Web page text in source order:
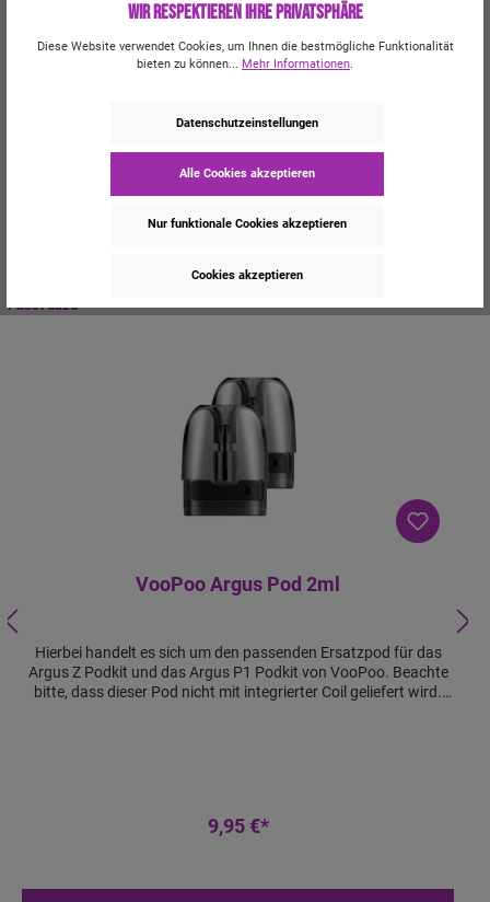
Du erhältst für dieses Produkt 15 Bonus-Punkte.
Passt dazu
VooPoo Argus Pod 2ml
Hierbei handelt es sich um den passenden Ersatzpod für das
Argus Z Podkit und das Argus P1 Podkit von VooPoo. Beachte
bitte, dass dieser Pod nicht mit integrierter Coil geliefert wird.
9,95 €*
Wir respektieren Ihre Privatsphäre
Diese Website verwendet Cookies, um Ihnen die bestmögliche Funktionalität
bieten zu können... Mehr Informationen.
Datenschutzeinstellungen
Alle Cookies akzeptieren
Nur funktionale Cookies akzeptieren
Cookies akzeptieren